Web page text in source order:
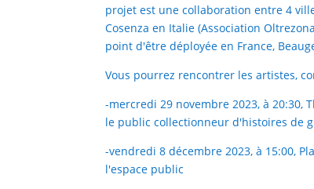
projet est une collaboration entre 4
Cosenza en Italie (Association
point d'être déployée en France,
Vous pourrez rencontrer les artistes,
-mercredi 29 novembre 2023, à 20:30,
le public collectionneur d'histoires de
-vendredi 8 décembre 2023, à 15:00,
l'espace public